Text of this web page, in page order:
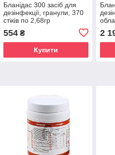
Бланідас 300 засіб для
дезінфекції, гранули, 370
стіків по 2,68гр
554₴
Купити
2